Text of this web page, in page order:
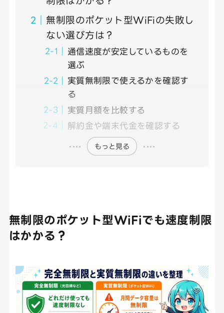
無制限のポケット型WiFiの失敗し
ない選び方は？
通信速度が安定しているものを
選ぶ
実質無制限で使えるかを確認す
る
実質月額を比較する
解約金や端末代金を確認する
もっと見る
無制限のポケット型WiFiでも速度制限
はかかる？